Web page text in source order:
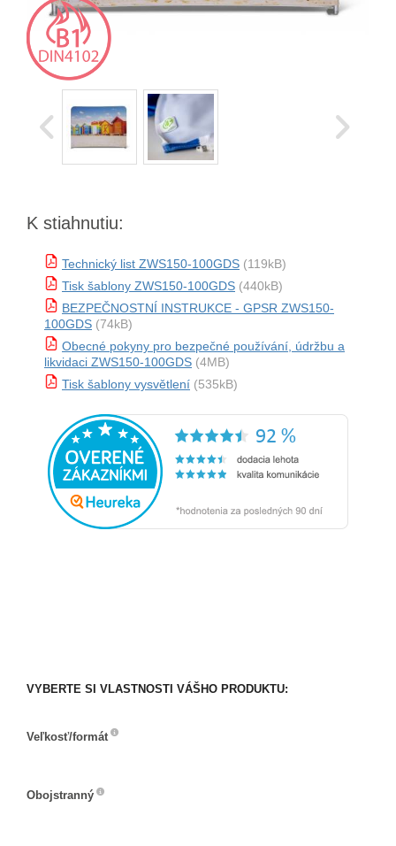
K stiahnutiu:
Technický list ZWS150-100GDS (119kB)
Tisk šablony ZWS150-100GDS (440kB)
BEZPEČNOSTNÍ INSTRUKCE - GPSR ZWS150-
100GDS (74kB)
Obecné pokyny pro bezpečné používání, údržbu a
likvidaci ZWS150-100GDS (4MB)
Tisk šablony vysvětlení (535kB)
VYBERTE SI VLASTNOSTI VÁŠHO PRODUKTU:
Veľkosť/formát
Obojstranný